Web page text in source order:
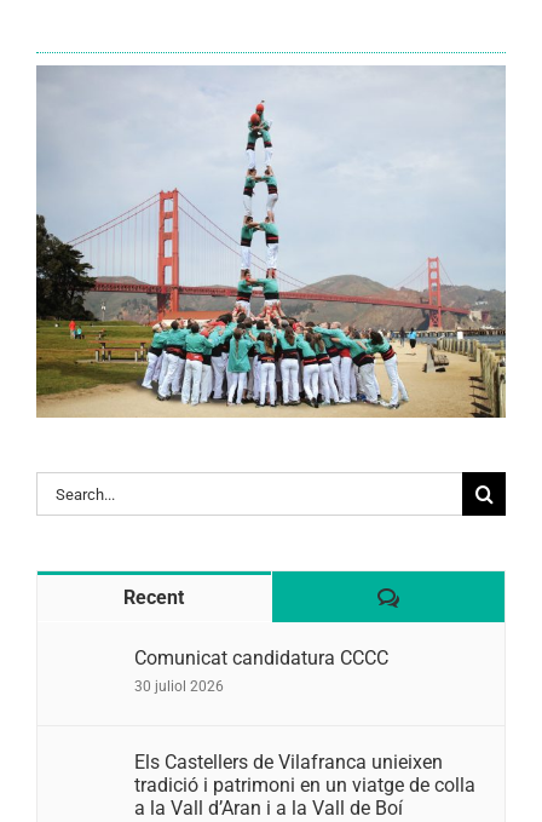
Search
for:
Recent Comentaris
Comunicat candidatura CCCC
30 juliol 2026
Els Castellers de Vilafranca unieixen
tradició i patrimoni en un viatge de colla
a la Vall d’Aran i a la Vall de Boí